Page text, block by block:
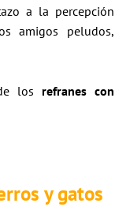
a la percepción
amigos peludos,
los refranes con
y gatos